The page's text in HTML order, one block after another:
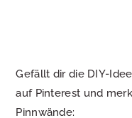
Gefällt dir die DIY-
auf Pinterest und
Pinnwände: